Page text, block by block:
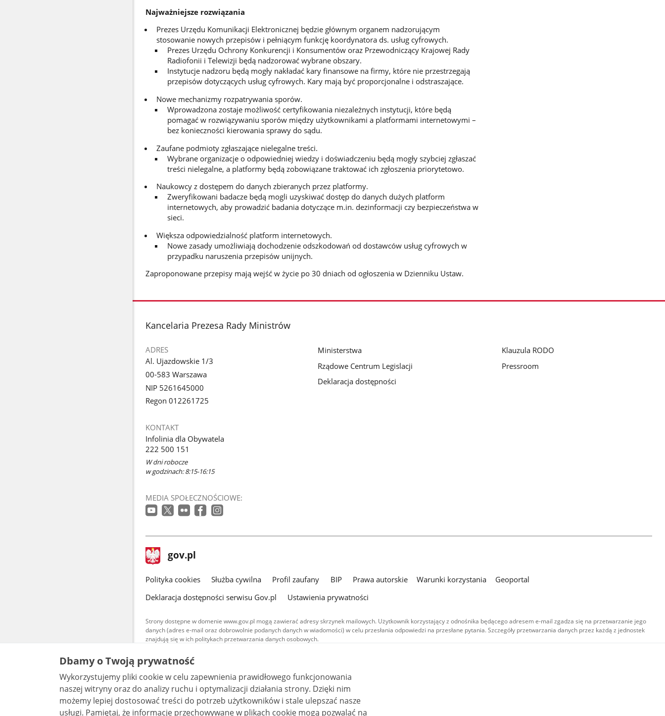
Najważniejsze rozwiązania
Prezes Urzędu Komunikacji Elektronicznej będzie głównym organem nadzorującym
stosowanie nowych przepisów i pełniącym funkcję koordynatora ds. usług cyfrowych.
Prezes Urzędu Ochrony Konkurencji i Konsumentów oraz Przewodniczący Krajowej Rady
Radiofonii i Telewizji będą nadzorować wybrane obszary.
Instytucje nadzoru będą mogły nakładać kary finansowe na firmy, które nie przestrzegają
przepisów dotyczących usług cyfrowych. Kary mają być proporcjonalne i odstraszające.
Nowe mechanizmy rozpatrywania sporów.
Wprowadzona zostaje możliwość certyfikowania niezależnych instytucji, które będą
pomagać w rozwiązywaniu sporów między użytkownikami a platformami internetowymi –
bez konieczności kierowania sprawy do sądu.
Zaufane podmioty zgłaszające nielegalne treści.
Wybrane organizacje o odpowiedniej wiedzy i doświadczeniu będą mogły szybciej zgłaszać
treści nielegalne, a platformy będą zobowiązane traktować ich zgłoszenia priorytetowo.
Naukowcy z dostępem do danych zbieranych przez platformy.
Zweryfikowani badacze będą mogli uzyskiwać dostęp do danych dużych platform
internetowych, aby prowadzić badania dotyczące m.in. dezinformacji czy bezpieczeństwa w
sieci.
Większa odpowiedzialność platform internetowych.
Nowe zasady umożliwiają dochodzenie odszkodowań od dostawców usług cyfrowych w
przypadku naruszenia przepisów unijnych.
Zaproponowane przepisy mają wejść w życie po 30 dniach od ogłoszenia w Dzienniku Ustaw.
stopka
Kancelaria Prezesa Rady Ministrów
ADRES
Al. Ujazdowskie 1/3
00-583 Warszawa
NIP 5261645000
Regon 012261725
KONTAKT
Infolinia dla Obywatela
222 500 151
W dni robocze
w godzinach: 8:15-16:15
MEDIA SPOŁECZNOŚCIOWE:
Ministerstwa
Rządowe Centrum Legislacji
Deklaracja dostępności
Klauzula RODO
Pressroom
stopka
gov.pl Strona
gov.pl
gov.pl
Polityka cookies Służba cywilna Profil zaufany BIP Prawa autorskie Warunki korzystania
Geoportal
Deklaracja dostępności serwisu Gov.pl
Ustawienia prywatności
Strony dostępne w domenie www.gov.pl mogą zawierać adresy skrzynek mailowych. Użytkownik korzystający z odnośnika będącego adresem e-mail zgadza się na przetwarzanie jego
danych (adres e-mail oraz dobrowolnie podanych danych w wiadomości) w celu przesłania odpowiedzi na przesłane pytania. Szczegóły przetwarzania danych przez każdą z jednostek
znajdują się w ich politykach przetwarzania danych osobowych.
Treści tekstowe publikowane w serwisie (z wyłączeniem treści audiowizualnych), są
udostępniane na licencji typu Creative Commons: uznanie autorstwa - na tych samych
warunkach 4.0 (CC BY-SA 4.0). Materiały audiowizualne, w tym zdjęcia, materiały audio i wideo,
są udostępniane na licencji typu Creative Commons: uznanie autorstwa użycie niekomercyjne -
bez utworów zależnych 4.0 (CC BY-NC-ND 4.0), o ile nie jest to stwierdzone inaczej.
Dbamy o Twoją prywatność
Wykorzystujemy pliki cookie w celu zapewnienia prawidłowego funkcjonowania
naszej witryny oraz do analizy ruchu i optymalizacji działania strony. Dzięki nim
możemy lepiej dostosować treści do potrzeb użytkowników i stale ulepszać nasze
usługi. Pamiętaj, że informacje przechowywane w plikach cookie mogą pozwalać na